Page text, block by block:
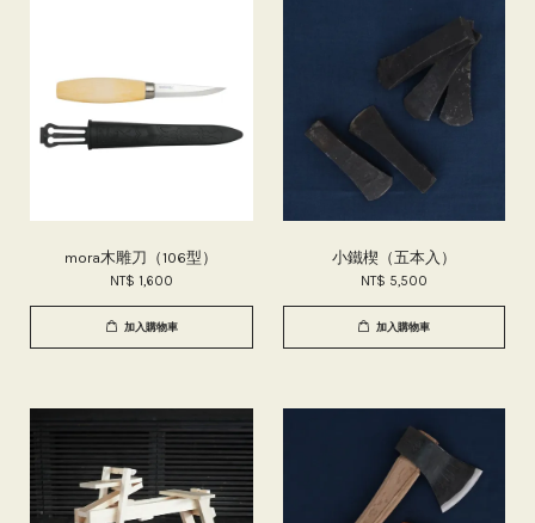
mora木雕刀（106型）
NT$ 1,600
加入購物車
小鐵楔（五本入）
NT$ 5,500
加入購物車